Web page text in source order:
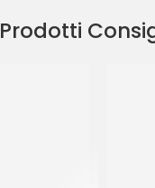
Prodotti